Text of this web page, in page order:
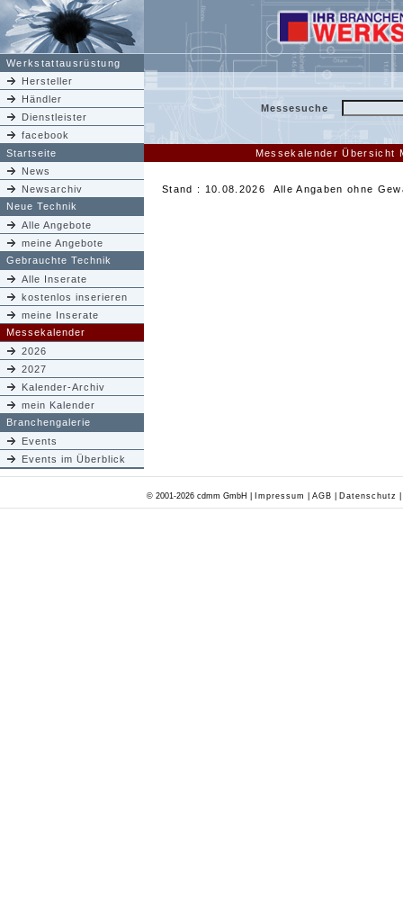
Werkstattausrüstung
Hersteller
Händler
Dienstleister
facebook
Messesuche
Startseite
Messekalender Übersicht
News
Newsarchiv
Neue Technik
Alle Angebote
meine Angebote
Gebrauchte Technik
Alle Inserate
kostenlos inserieren
meine Inserate
Messekalender
2026
2027
Kalender-Archiv
mein Kalender
Branchengalerie
Events
Events im Überblick
Stand : 10.08.2026 Alle Angaben ohne
© 2001-2026 cdmm GmbH | Impressum AGB Datenschutz